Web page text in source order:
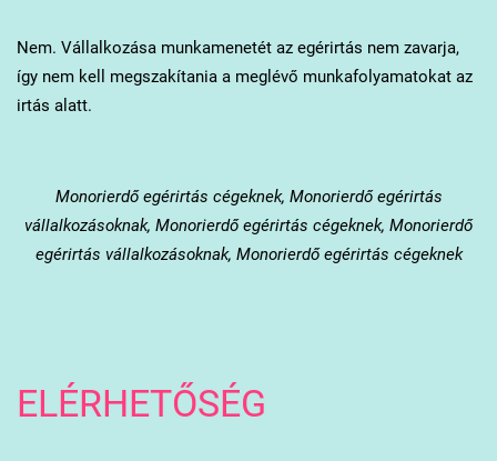
Nem. Vállalkozása munkamenetét az egérirtás nem zavarja,
így nem kell megszakítania a meglévő munkafolyamatokat az
irtás alatt.
Monorierdőegérirtás cégeknek, Monorierdő egérirtás
vállalkozásoknak, Monorierdő egérirtás cégeknek, Monorierdő
egérirtás vállalkozásoknak, Monorierdő egérirtás cégeknek
ELÉRHETŐSÉG